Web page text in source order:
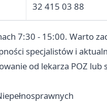
32 415 03 88
7:30 - 15:00. Warto
specjalistów i
od lekarza POZ lub